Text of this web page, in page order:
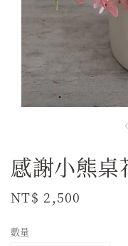
感謝小熊
Regular
NT$ 2,500
數量